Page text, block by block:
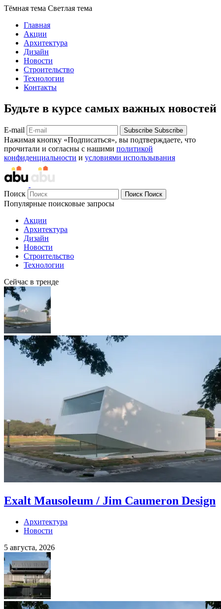
Тёмная тема Светлая тема
Главная
Акции
Архитектура
Дизайн
Новости
Строительство
Технологии
Контакты
Будьте в курсе самых важных новостей
E-mail Subscribe Subscribe
Нажимая кнопку «Подписаться», вы подтверждаете, что
прочитали и согласны с нашими политикой
конфиденциальности и условиями использывания
Поиск Поиск Поиск
Популярные поисковые запросы
Акции
Архитектура
Дизайн
Новости
Строительство
Технологии
Сейчас в тренде
Exalt Mausoleum / Jim Caumeron Design
Архитектура
Новости
5 августа, 2026